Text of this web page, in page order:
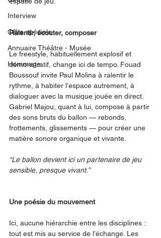
Interview
Offre spéciale
Annuaire Théâtre - Musée
Hommage
Ralentir, écouter, composer
Le freestyle, habituellement explosif et
démonstratif, change ici de tempo. Fouad
Boussouf invite Paul Molina à ralentir le
rythme, à habiter l’espace autrement, à
dialoguer avec la musique jouée en direct.
Gabriel Majou, quant à lui, compose à partir
des sons bruts du ballon — rebonds,
frottements, glissements — pour créer une
matière sonore organique et vivante.
“Le ballon devient ici un partenaire de jeu
sensible, presque vivant.”
Une poésie du mouvement
Ici, aucune hiérarchie entre les disciplines :
tout est mis au service de l’échange. Les